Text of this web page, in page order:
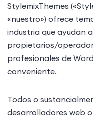
StylemixThemes
«nuestro») ofrece
industria que ayudan
propietarios/
profesionales de
conveniente.
Todos o
desarrolladores web